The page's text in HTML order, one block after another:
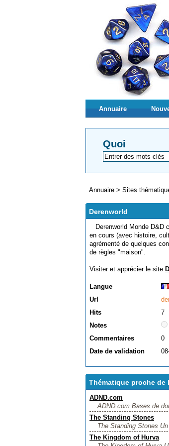
Annuaire
Quoi
Annuaire > Sites
Derenworld
Derenworld Monde D&D
en cours (avec histoire,
agrémenté de quelques
de règles "maison".
Visiter et apprécier le site
Langue
Url
Hits
7
Notes
Commentaires
0
Date de validation
Thématique proche de
ADND.com
ADND.com Bases de
The Standing Stones
The Standing Stones
The Kingdom of Hurva